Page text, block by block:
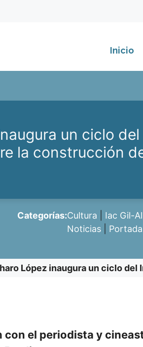
Inicio
un ciclo del
la construcción
Categorías:Cultura Iac Gil-
Noticias
Portada
López inaugura un ciclo
el periodista y